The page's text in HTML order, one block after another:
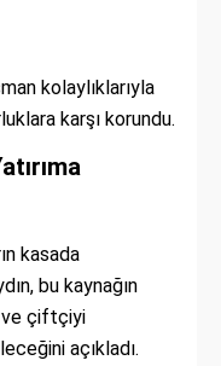
kolaylıklarıyla
karşı korundu.
kasada
bu kaynağın
ve çiftçiyi
açıkladı.